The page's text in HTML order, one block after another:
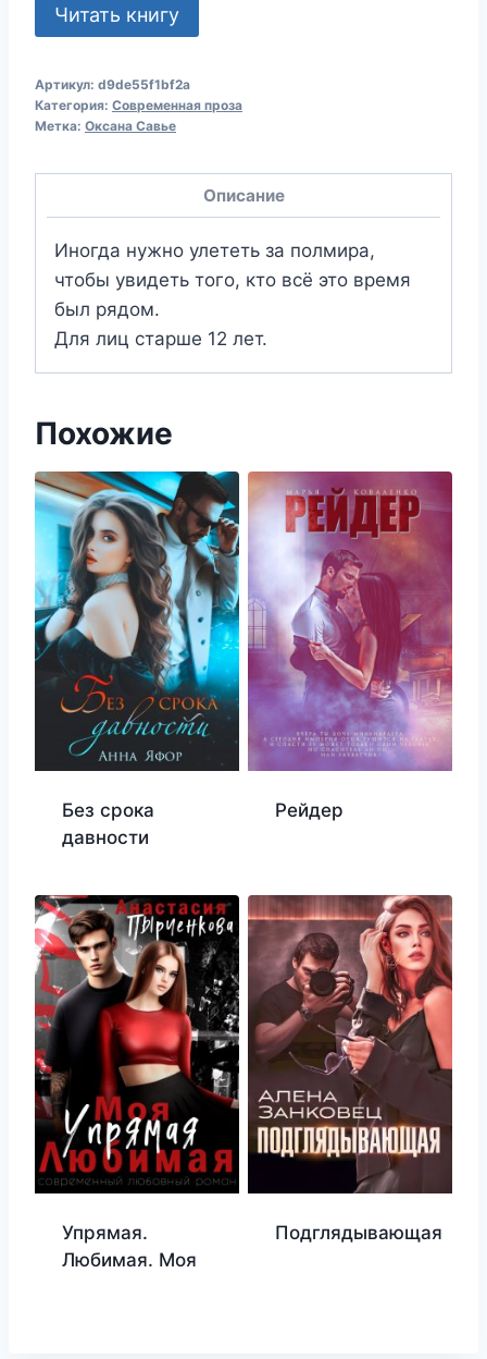
Читать книгу
Артикул: d9de55f1bf2a
Категория: Современная проза
Метка: Оксана Савье
Описание
Иногда нужно улететь за полмира,
чтобы увидеть того, кто всё это время
был рядом.
Для лиц старше 12 лет.
Похожие
Без срока
давности
Рейдер
Упрямая.
Любимая. Моя
Подглядывающая